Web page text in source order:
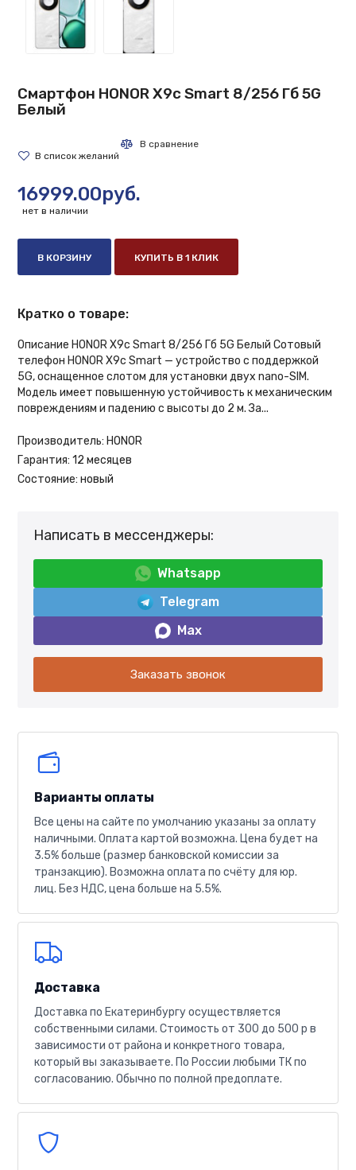
Смартфон HONOR X9c Smart 8/256 Гб 5G
Белый
16999.00руб.
нет в наличии
В КОРЗИНУ КУПИТЬ В 1 КЛИК
Кратко о товаре:
Описание HONOR X9c Smart 8/256 Гб 5G Белый Сотовый
телефон HONOR X9c Smart — устройство с поддержкой
5G, оснащенное слотом для установки двух nano-SIM.
Модель имеет повышенную устойчивость к механическим
повреждениям и падению с высоты до 2 м. За...
Производитель: HONOR
Гарантия: 12 месяцев
Состояние: новый
Написать в мессенджеры:
Whatsapp
Telegram
Max
Заказать звонок
Варианты оплаты
Все цены на сайте по умолчанию указаны за оплату
наличными. Оплата картой возможна. Цена будет на
3.5% больше (размер банковской комиссии за
транзакцию). Возможна оплата по счёту для юр.
лиц. Без НДС, цена больше на 5.5%.
Доставка
Доставка по Екатеринбургу осуществляется
собственными силами. Стоимость от 300 до 500 р в
зависимости от района и конкретного товара,
который вы заказываете. По России любыми ТК по
согласованию. Обычно по полной предоплате.